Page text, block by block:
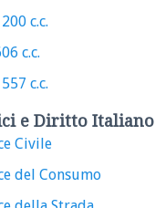
c.c.
c.c.
c.c.
e Diritto Italiano
Civile
del Consumo